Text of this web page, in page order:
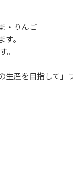
・りんご
。
。
産を目指して」